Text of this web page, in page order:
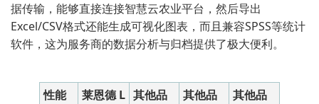
据传输，能够直接连接智慧云农业平台，然后导出
Excel/CSV格式还能生成可视化图表，而且兼容SPSS等统计
软件，这为服务商的数据分析与归档提供了极大便利。
性能
莱恩德 L 其他品
其他品
其他品